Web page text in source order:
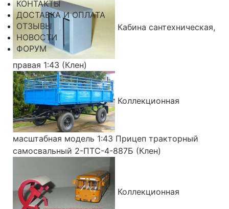
КОНТАКТЫ
ДОСТАВКА И ОПЛАТА
ОТЗЫВЫ
НОВОСТИ
ФОРУМ
Кабина сантехническая,
правая 1:43 (Клен)
Коллекционная
масштабная модель 1:43 Прицеп тракторный
самосвальный 2-ПТС-4-887Б (Клен)
Коллекционная